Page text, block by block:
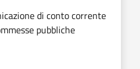
di conto corrente
pubbliche